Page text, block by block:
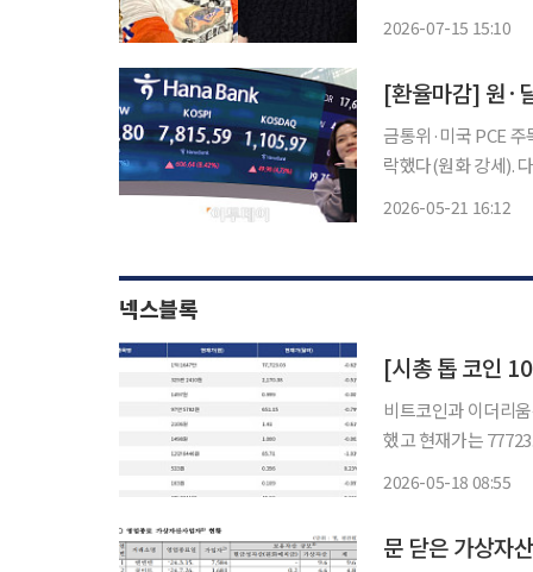
2026-07-15 15:10
[환율마감] 원·
금통위·미국 PCE 주목..이
락했다(원화 강세).
2026-05-21 16:12
넥스블록
비트코인과 이더리
했고 현재가는 77723.03달러, 2170.38
2026-05-18 08:55
문 닫은 가상자